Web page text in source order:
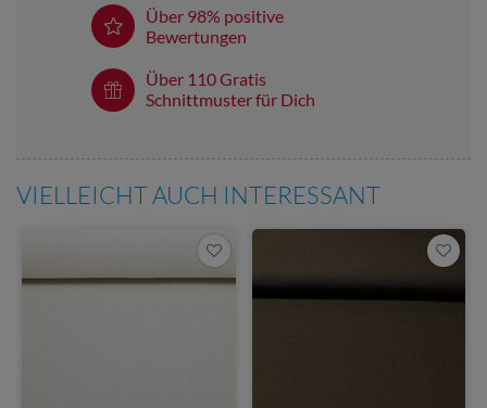
Über 98% positive
Bewertungen
Über 110 Gratis
Schnittmuster für Dich
VIELLEICHT AUCH INTERESSANT